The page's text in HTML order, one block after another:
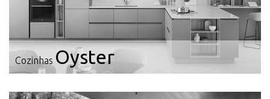
Cozinhas Oyster